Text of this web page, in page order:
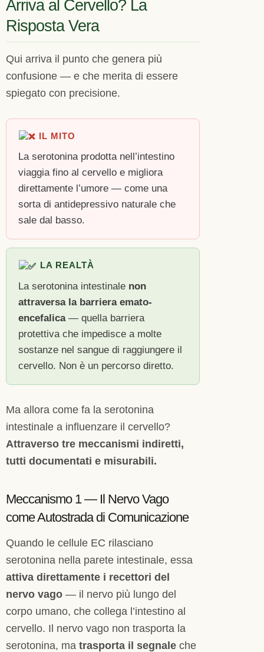
Arriva al Cervello? La
Risposta Vera
Qui arriva il punto che genera più
confusione — e che merita di essere
spiegato con precisione.
IL MITO
La serotonina prodotta nell’intestino
viaggia fino al cervello e migliora
direttamente l’umore — come una
sorta di antidepressivo naturale che
sale dal basso.
LA REALTÀ
La serotonina intestinale non
attraversa la barriera emato-
encefalica— quella barriera
protettiva che impedisce a molte
sostanze nel sangue di raggiungere il
cervello. Non è un percorso diretto.
Ma allora come fa la serotonina
intestinale a influenzare il cervello?
Attraverso tre meccanismi indiretti,
tutti documentati e misurabili.
Meccanismo 1 — Il Nervo Vago
come Autostrada di Comunicazione
Quando le cellule EC rilasciano
serotonina nella parete intestinale, essa
attiva direttamente i recettori del
nervo vago — il nervo più lungo del
corpo umano, che collega l’intestino al
cervello. Il nervo vago non trasporta la
serotonina, ma trasporta il segnale che